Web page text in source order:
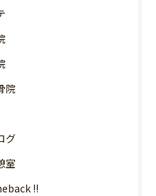
院
グ
室
!!